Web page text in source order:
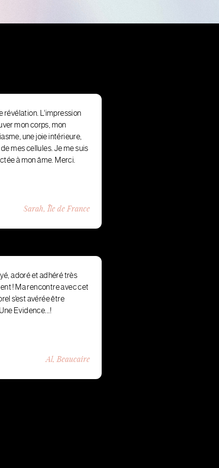
révélation. L’impression
mon corps, mon
une joie intérieure,
mes cellules. Je me suis
à mon âme. Merci.
Sarah, Île de France
adoré et adhéré très
! Ma rencontre avec cet
s’est avérée être
Evidence...!
Al, Beaucaire